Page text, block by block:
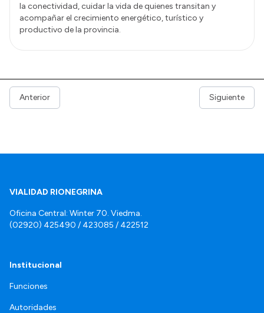
la conectividad, cuidar la vida de quienes transitan y
acompañar el crecimiento energético, turístico y
productivo de la provincia.
Anterior Siguiente
VIALIDAD RIONEGRINA
Oficina Central: Winter 70. Viedma.
(02920) 425490 / 423085 / 422512
Institucional
Funciones
Autoridades